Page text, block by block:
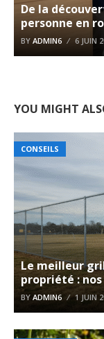
De la
personne en
BY ADMIN6 6 JUIN
YOU MIGHT
CONSEILS
Le meilleur
propriété :
BY ADMIN6 1 JUIN